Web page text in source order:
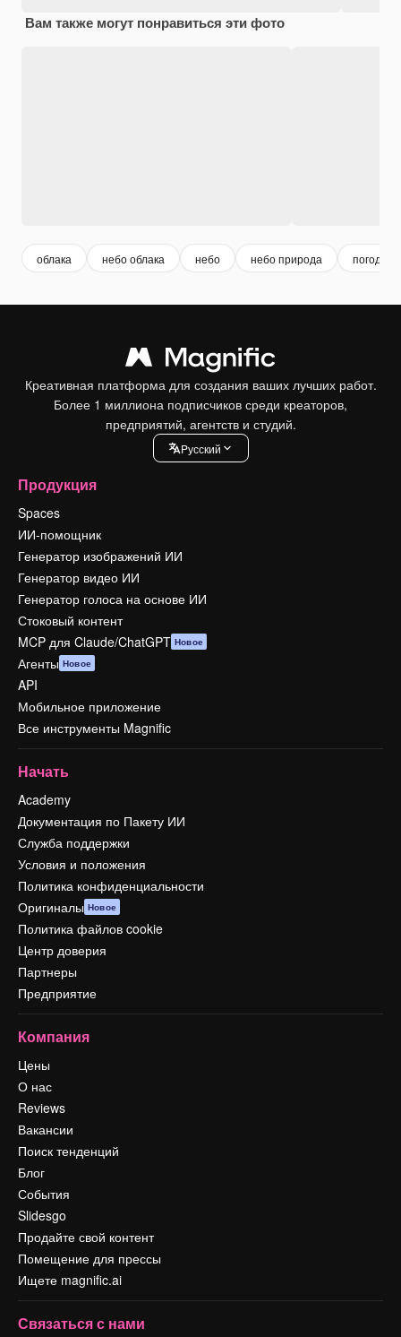
Вам также могут понравиться эти фото
облака небо облака небо небо природа погода
Креативная платформа для создания ваших лучших работ.
Более 1 миллиона подписчиков среди креаторов,
предприятий, агентств и студий.
Pусский
Продукция
Spaces
ИИ-помощник
Генератор изображений ИИ
Генератор видео ИИ
Генератор голоса на основе ИИ
Стоковый контент
MCP для Claude/ChatGPT Новое
Агенты Новое
API
Мобильное приложение
Все инструменты Magnific
Начать
Academy
Документация по Пакету ИИ
Служба поддержки
Условия и положения
Политика конфиденциальности
Оригиналы Новое
Политика файлов cookie
Центр доверия
Партнеры
Предприятие
Компания
Цены
О нас
Reviews
Вакансии
Поиск тенденций
Блог
События
Slidesgo
Продайте свой контент
Помещение для прессы
Ищете magnific.ai
Связаться с нами